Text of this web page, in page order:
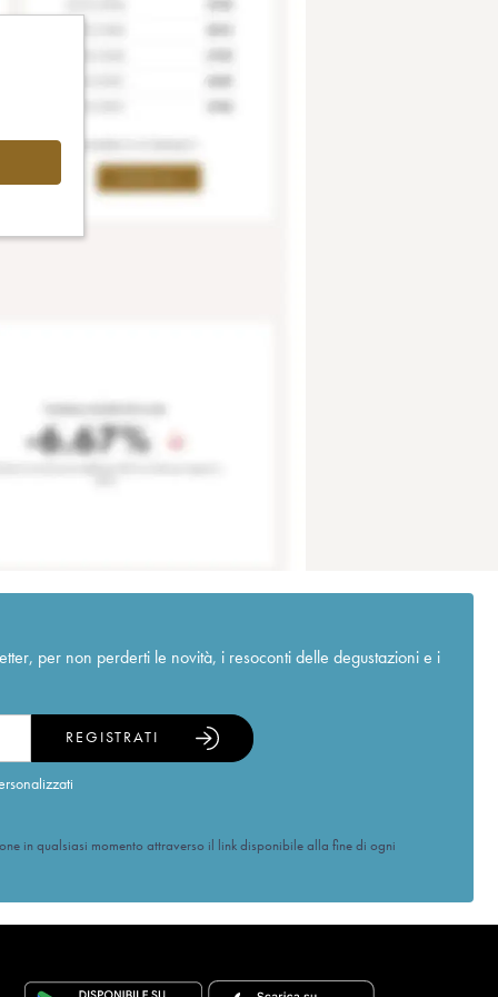
per non perderti le novità, i resoconti delle degustazioni e i
REGISTRATI
in qualsiasi momento attraverso il link disponibile alla fine di ogni